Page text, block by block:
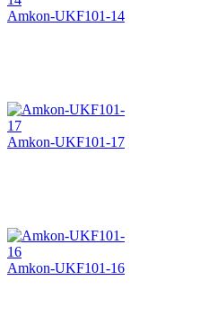
Amkon-UKF101-14
Amkon-UKF101-17
Amkon-UKF101-16